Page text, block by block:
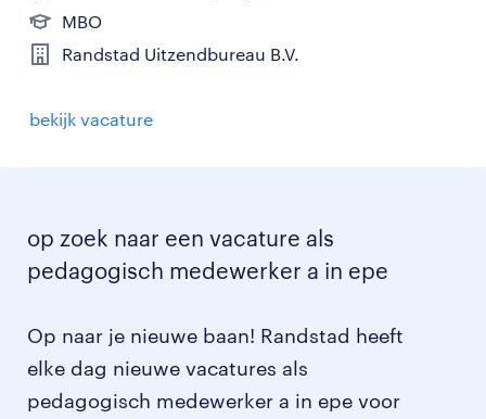
MBO
Randstad Uitzendbureau B.V.
bekijk vacature
op zoek naar een vacature als
pedagogisch medewerker a in epe
Op naar je nieuwe baan! Randstad heeft
elke dag nieuwe vacatures als
pedagogisch medewerker a in epe voor